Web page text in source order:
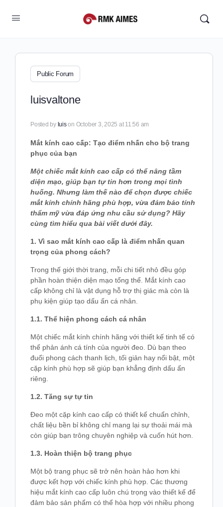
Public Forum
luisvaltone
Posted by luison October 3, 2025 at 11:56 am
Mắt kính cao cấp: Tạo điểm nhấn cho bộ trang
phục của bạn
Một chiếc mắt kính cao cấp có thể nâng tầm
diện mạo, giúp bạn tự tin hơn trong mọi tình
huống. Nhưng làm thế nào để chọn được chiếc
mắt kính chính hãng phù hợp, vừa đảm bảo tính
thẩm mỹ vừa đáp ứng nhu cầu sử dụng? Hãy
cùng tìm hiểu qua bài viết dưới đây.
1. Vì sao mắt kính cao cấp là điểm nhấn quan
trọng của phong cách?
Trong thế giới thời trang, mỗi chi tiết nhỏ đều góp
phần hoàn thiện diện mạo tổng thể. Mắt kính cao
cấp không chỉ là vật dụng hỗ trợ thị giác mà còn là
phụ kiện giúp tạo dấu ấn cá nhân.
1.1. Thể hiện phong cách cá nhân
Một chiếc mắt kính chính hãng với thiết kế tinh tế có
thể phản ánh cá tính của người đeo. Dù bạn theo
đuổi phong cách thanh lịch, tối giản hay nổi bật, một
cặp kính phù hợp sẽ giúp bạn khẳng định dấu ấn
riêng.
1.2. Tăng sự tự tin
Đeo một cặp kính cao cấp có thiết kế chuẩn chỉnh,
chất liệu bền bỉ không chỉ mang lại sự thoải mái mà
còn giúp bạn trông chuyên nghiệp và cuốn hút hơn.
1.3. Hoàn thiện bộ trang phục
Một bộ trang phục sẽ trở nên hoàn hảo hơn khi
được kết hợp với chiếc kính phù hợp. Các thương
hiệu mắt kính cao cấp luôn chú trọng vào thiết kế để
đảm bảo sản phẩm có thể hòa hợp với nhiều phong